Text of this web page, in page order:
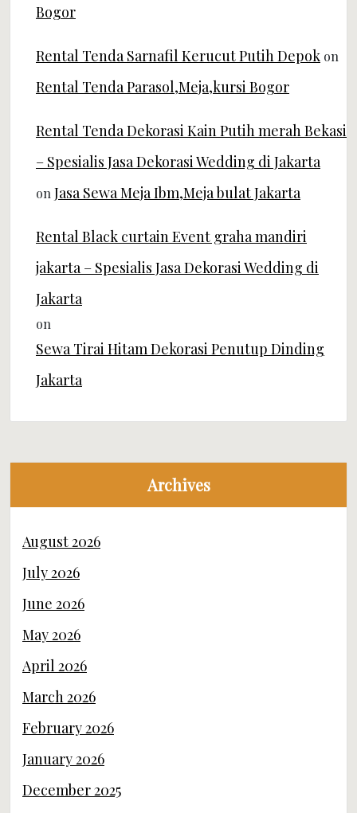
Bogor
Rental Tenda Sarnafil Kerucut Putih Depok on
Rental Tenda Parasol,Meja,kursi Bogor
Rental Tenda Dekorasi Kain Putih merah Bekasi
– Spesialis Jasa Dekorasi Wedding di Jakarta
on Jasa Sewa Meja Ibm,Meja bulat Jakarta
Rental Black curtain Event graha mandiri
jakarta – Spesialis Jasa Dekorasi Wedding di
Jakarta
on
Sewa Tirai Hitam Dekorasi Penutup Dinding
Jakarta
Archives
August 2026
July 2026
June 2026
May 2026
April 2026
March 2026
February 2026
January 2026
December 2025